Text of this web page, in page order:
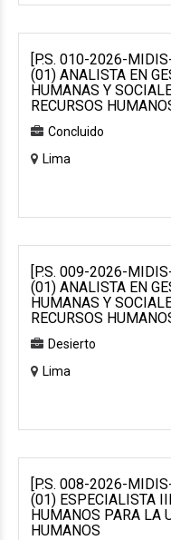
[P.S. 010-2026-
(01) ANALISTA EN
HUMANAS Y
RECURSOS
Concluido
Lima
[P.S. 009-2026-
(01) ANALISTA EN
HUMANAS Y
RECURSOS
Desierto
Lima
[P.S. 008-2026-
(01) ESPECIALISTA
HUMANOS PARA LA
HUMANOS